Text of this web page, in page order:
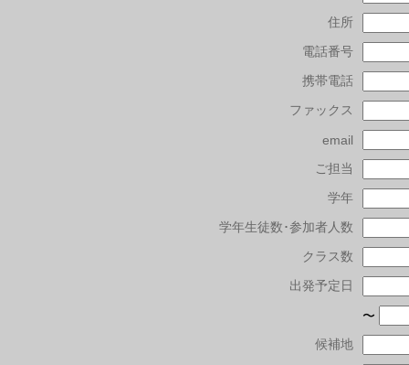
住所
電話番号
携帯電話
ファックス
email
ご担当
学年
学年生徒数･参加者人数
クラス数
出発予定日
〜
候補地